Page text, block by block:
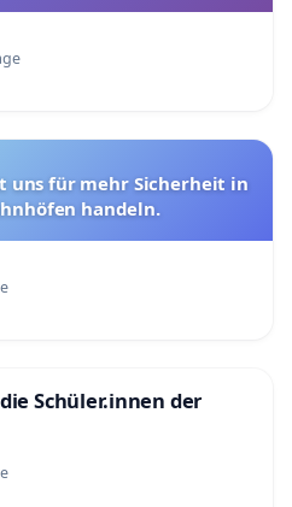
uns für mehr Sicherheit in
handeln.
Schüler.innen der